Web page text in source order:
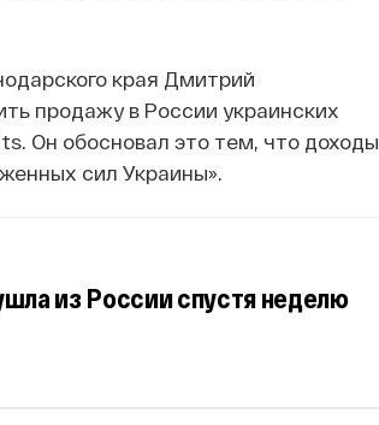
края Дмитрий
продажу в России украинских
Он обосновал это тем, что доходы
сил Украины».
из России спустя неделю